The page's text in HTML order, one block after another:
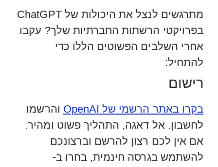
מתרגשים לנצל את היכולות של ChatGPT
בפרויקטי הרשתות החברתיות שלך? עקבו
אחרי השלבים הפשוטים הללו כדי
להתחיל:
רישום
בקרו באתר הרשמי של OpenAI
והרשמו
לחשבון. אל דאגה, התהליך פשוט ומהיר.
אם אין לכם רצון להרשם וברצונכם
להשתמש בגרסה חינמית, בחרו ב-